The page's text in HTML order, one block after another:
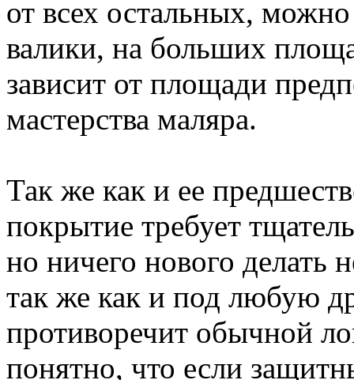
от всех остальных, можно
валики, на больших
зависит от площади
мастерства маляра.
Так же как и ее
покрытие требует
но ничего нового делать
так же как и под любую
противоречит обычной
понятно, что если